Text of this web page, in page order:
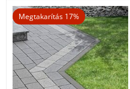
Megtakarítás 17%